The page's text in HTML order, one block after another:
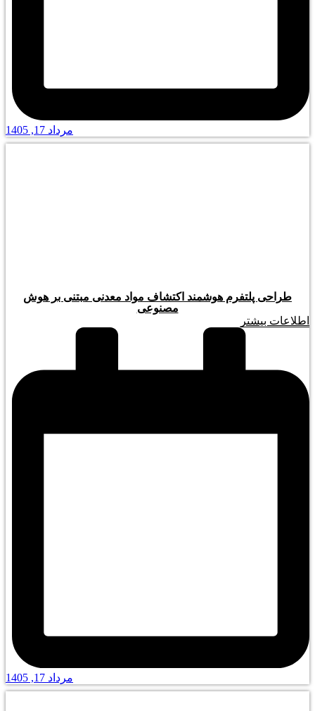
مرداد 17, 1405
طراحی پلتفرم هوشمند اکتشاف مواد معدنی مبتنی بر هوش
مصنوعی
اطلاعات بیشتر
مرداد 17, 1405